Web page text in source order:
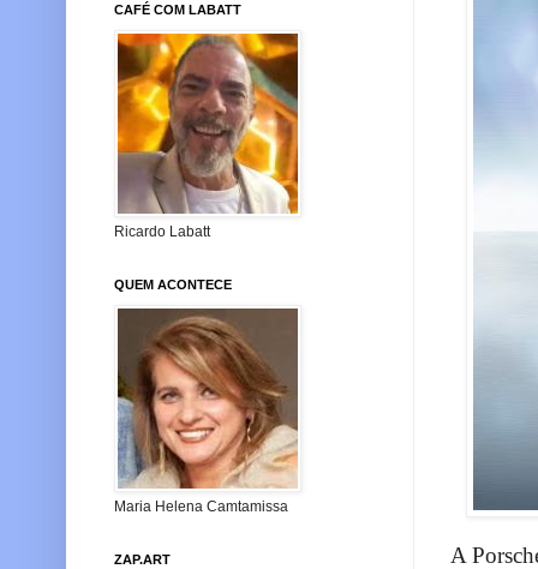
A
CAFÉ COM LABATT
Ricardo Labatt
QUEM ACONTECE
Maria Helena Camtamissa
ZAP.ART